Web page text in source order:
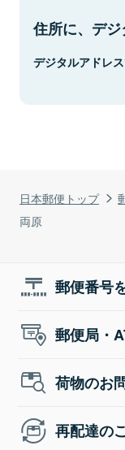
日本郵便トップ
両原
住所に、デジ
デジタルアドレ
郵便番号
郵便局・
荷物のお
再配達の